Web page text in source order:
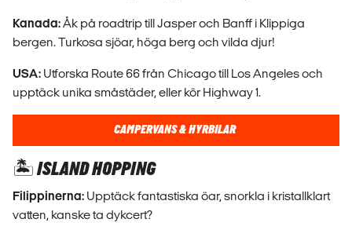
Kanada:Åk på roadtrip till Jasper och Banff i Klippiga
bergen. Turkosa sjöar, höga berg och vilda djur!
USA: Utforska Route 66 från Chicago till Los Angeles och
upptäck unika småstäder, eller kör Highway 1.
CAMPERVANS & HYRBILAR
🏝️ ISLAND HOPPING
Filippinerna: Upptäck fantastiska öar, snorkla i kristallklart
vatten, kanske ta dykcert?